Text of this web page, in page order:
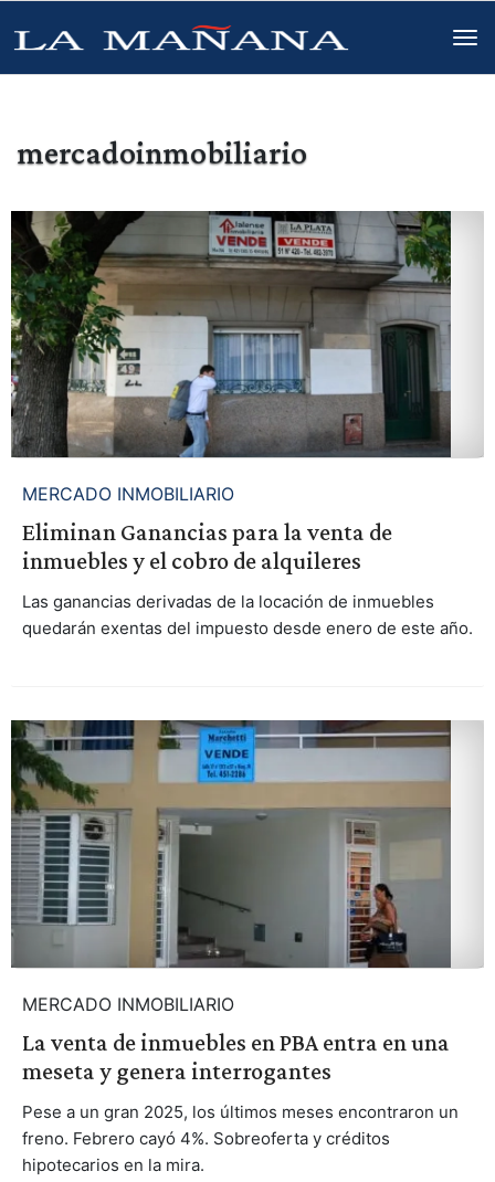
mercadoinmobiliario
MERCADO INMOBILIARIO
Eliminan Ganancias para la venta de
inmuebles y el cobro de alquileres
Las ganancias derivadas de la locación de inmuebles
quedarán exentas del impuesto desde enero de este año.
MERCADO INMOBILIARIO
La venta de inmuebles en PBA entra en una
meseta y genera interrogantes
Pese a un gran 2025, los últimos meses encontraron un
freno. Febrero cayó 4%. Sobreoferta y créditos
hipotecarios en la mira.